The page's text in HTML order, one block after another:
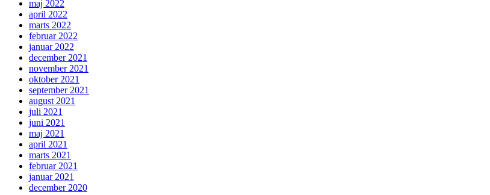
maj 2022
april 2022
marts 2022
februar 2022
januar 2022
december 2021
november 2021
oktober 2021
september 2021
august 2021
juli 2021
juni 2021
maj 2021
april 2021
marts 2021
februar 2021
januar 2021
december 2020